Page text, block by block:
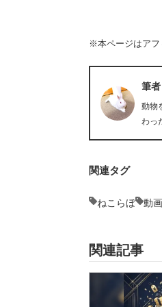
※本ページはアフ
筆
動物
わっ
関連タグ
ねこらぼ 動
関連記事